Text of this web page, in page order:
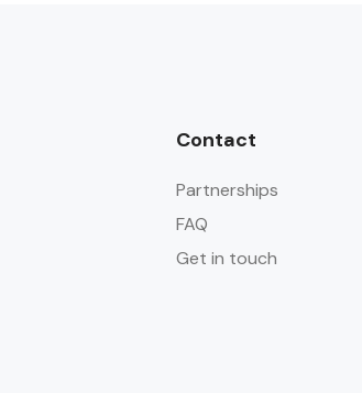
Contact
Partnerships
FAQ
Get in touch